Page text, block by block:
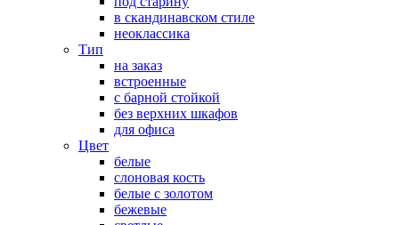
в скандинавском стиле
неоклассика
Тип
на заказ
встроенные
с барной стойкой
без верхних шкафов
для офиса
Цвет
белые
слоновая кость
белые с золотом
бежевые